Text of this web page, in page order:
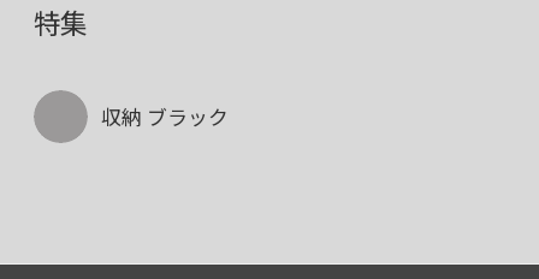
特集
収納 ブラック